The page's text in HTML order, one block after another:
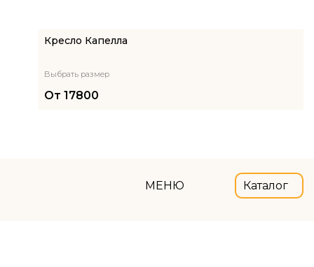
Кресло Капелла
Выбрать размер
От 17800
МЕНЮ Каталог